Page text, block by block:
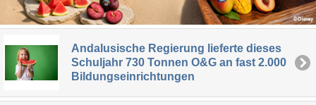
Andalusische Regierung lieferte dieses
Schuljahr 730 Tonnen O&G an fast 2.000
Bildungseinrichtungen